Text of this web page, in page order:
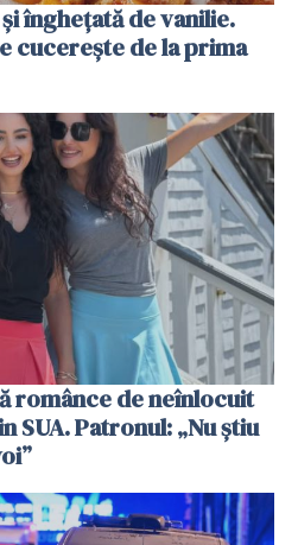
înghețată de vanilie.
cucerește de la prima
românce de neînlocuit
SUA. Patronul: „Nu știu